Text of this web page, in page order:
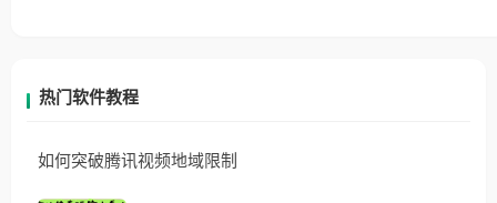
热门软件教程
如何突破腾讯视频地域限制